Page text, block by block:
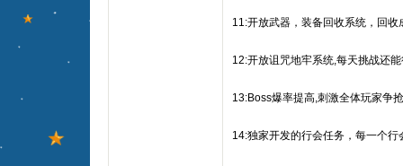
11:开放武器，装备回收系统，回收
12:开放诅咒地牢系统,每天挑战还
13:Boss爆率提高,刺激全体玩家争
14:独家开发的行会任务，每一个行